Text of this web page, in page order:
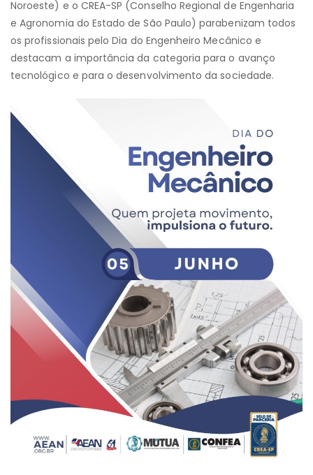
Noroeste) e o CREA-SP (Conselho Regional de Engenharia
e Agronomia do Estado de São Paulo) parabenizam todos
os profissionais pelo Dia do Engenheiro Mecânico e
destacam a importância da categoria para o avanço
tecnológico e para o desenvolvimento da sociedade.